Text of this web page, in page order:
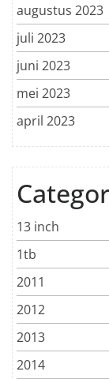
augustus 2023
juli 2023
juni 2023
mei 2023
april 2023
13 inch
1tb
2011
2012
2013
2014